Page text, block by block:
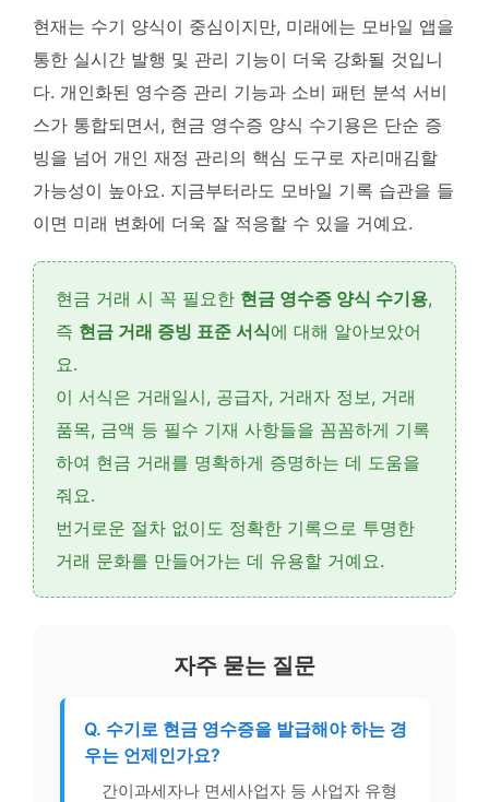
현재는 수기 양식이 중심이지만, 미래에는 모바일 앱을
통한 실시간 발행 및 관리 기능이 더욱 강화될 것입니
다. 개인화된 영수증 관리 기능과 소비 패턴 분석 서비
스가 통합되면서, 현금 영수증 양식 수기용은 단순 증
빙을 넘어 개인 재정 관리의 핵심 도구로 자리매김할
가능성이 높아요. 지금부터라도 모바일 기록 습관을 들
이면 미래 변화에 더욱 잘 적응할 수 있을 거예요.
현금 거래 시 꼭 필요한 현금 영수증 양식 수기용,
즉 현금 거래 증빙 표준 서식에 대해 알아보았어
요.
이 서식은 거래일시, 공급자, 거래자 정보, 거래
품목, 금액 등 필수 기재 사항들을 꼼꼼하게 기록
하여 현금 거래를 명확하게 증명하는 데 도움을
줘요.
번거로운 절차 없이도 정확한 기록으로 투명한
거래 문화를 만들어가는 데 유용할 거예요.
자주 묻는 질문
Q. 수기로 현금 영수증을 발급해야 하는 경
우는 언제인가요?
간이과세자나 면세사업자 등 사업자 유형